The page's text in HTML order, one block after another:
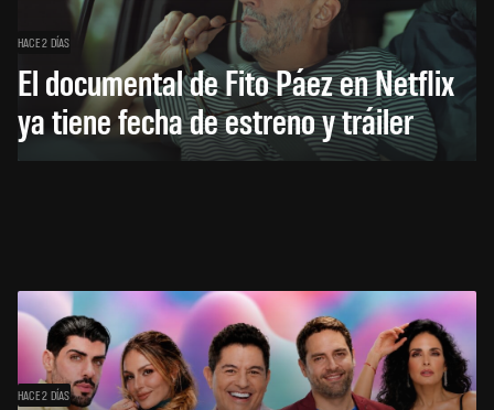
HACE 2 DÍAS
El documental de Fito Páez en Netflix
ya tiene fecha de estreno y tráiler
HACE 2 DÍAS